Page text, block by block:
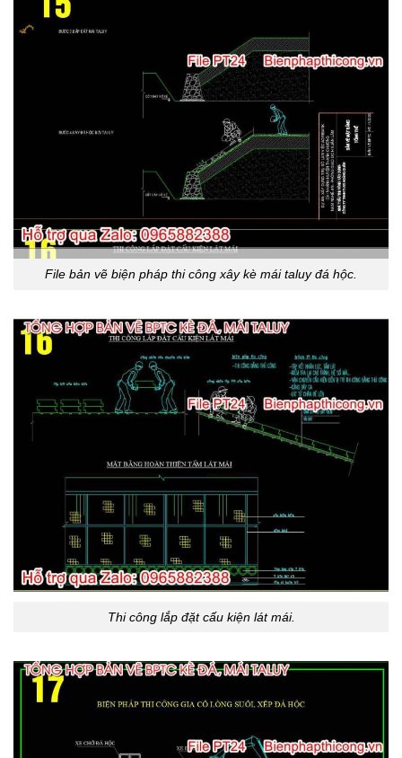
File bản vẽ biện pháp thi công xây kè mái taluy đá hộc.
Thi công lắp đặt cấu kiện lát mái.